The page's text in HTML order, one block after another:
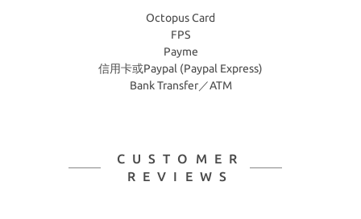
Octopus Card
FPS
Payme
信用卡或Paypal (Paypal Express)
Bank Transfer／ATM
CUSTOMER
REVIEWS